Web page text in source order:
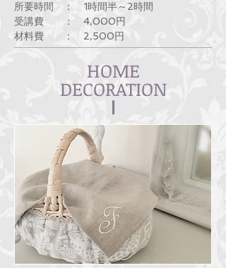
所要時間 ： 1時間半～2時間
受講費 ： 4,000円
材料費 ： 2,500円
HOME
​DECORATION
Ⅰ